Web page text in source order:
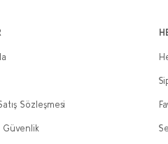
Sözleşmesi
Güvenlik